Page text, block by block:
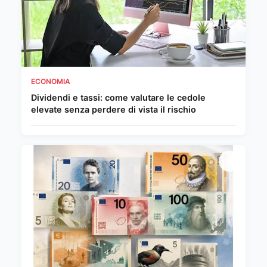
ECONOMIA
Dividendi e tassi: come valutare le cedole
elevate senza perdere di vista il rischio